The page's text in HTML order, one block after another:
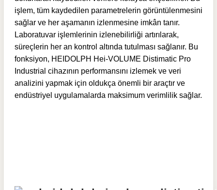
işlem, tüm kaydedilen parametrelerin görüntülenmesini
sağlar ve her aşamanın izlenmesine imkân tanır.
Laboratuvar işlemlerinin izlenebilirliği artırılarak,
süreçlerin her an kontrol altında tutulması sağlanır. Bu
fonksiyon, HEIDOLPH Hei-VOLUME Distimatic Pro
Industrial cihazının performansını izlemek ve veri
analizini yapmak için oldukça önemli bir araçtır ve
endüstriyel uygulamalarda maksimum verimlilik sağlar.